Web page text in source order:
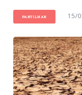
PARTILHAR 15/